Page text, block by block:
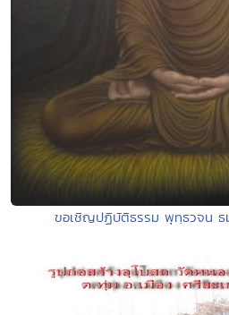
ขอเชิญปฏิบัติธรรม พุทฺธวจน ธ